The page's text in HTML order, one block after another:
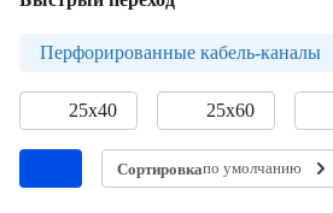
Перфорированные кабель-каналы
25х40 25х60
Сортировкапо умолчанию